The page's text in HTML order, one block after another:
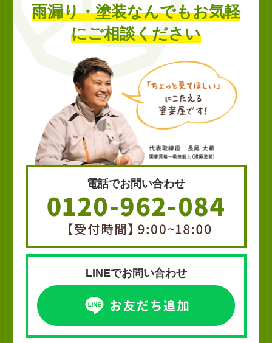
雨漏り・塗装なんでもお気軽
にご相談ください
電話でお問い合わせ
LINEでお問い合わせ